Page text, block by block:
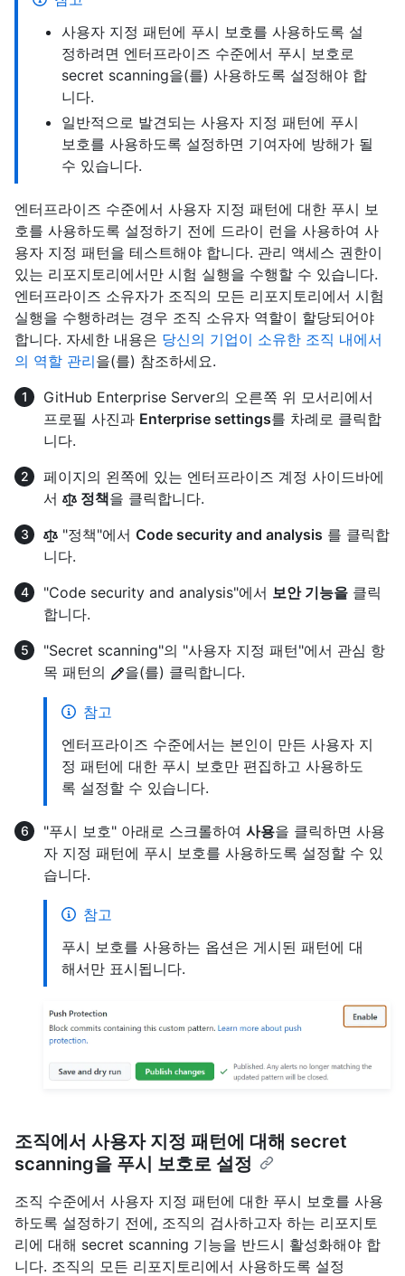
사용자 지정 패턴에 푸시 보호를 사용하도록 설
정하려면 엔터프라이즈 수준에서 푸시 보호로
secret scanning을(를) 사용하도록 설정해야 합
니다.
일반적으로 발견되는 사용자 지정 패턴에 푸시
보호를 사용하도록 설정하면 기여자에 방해가 될
수 있습니다.
엔터프라이즈 수준에서 사용자 지정 패턴에 대한 푸시 보
호를 사용하도록 설정하기 전에 드라이 런을 사용하여 사
용자 지정 패턴을 테스트해야 합니다. 관리 액세스 권한이
있는 리포지토리에서만 시험 실행을 수행할 수 있습니다.
엔터프라이즈 소유자가 조직의 모든 리포지토리에서 시험
실행을 수행하려는 경우 조직 소유자 역할이 할당되어야
합니다. 자세한 내용은 당신의 기업이 소유한 조직 내에서
의 역할 관리을(를) 참조하세요.
GitHub Enterprise Server의 오른쪽 위 모서리에서
프로필 사진과 Enterprise settings를 차례로 클릭합
니다.
페이지의 왼쪽에 있는 엔터프라이즈 계정 사이드바에
서
정책을 클릭합니다.
"정책"에서 Code security and analysis 를 클릭합
니다.
"Code security and analysis"에서 보안 기능을 클릭
합니다.
"Secret scanning"의 "사용자 지정 패턴"에서 관심 항
목 패턴의
을(를) 클릭합니다.
참고
엔터프라이즈 수준에서는 본인이 만든 사용자 지
정 패턴에 대한 푸시 보호만 편집하고 사용하도
록 설정할 수 있습니다.
"푸시 보호" 아래로 스크롤하여 사용을 클릭하면 사용
자 지정 패턴에 푸시 보호를 사용하도록 설정할 수 있
습니다.
참고
푸시 보호를 사용하는 옵션은 게시된 패턴에 대
해서만 표시됩니다.
조직에서 사용자 지정 패턴에 대해 secret
scanning을 푸시 보호로 설정
조직 수준에서 사용자 지정 패턴에 대한 푸시 보호를 사용
하도록 설정하기 전에, 조직의 검사하고자 하는 리포지토
리에 대해 secret scanning 기능을 반드시 활성화해야 합
니다. 조직의 모든 리포지토리에서 사용하도록 설정